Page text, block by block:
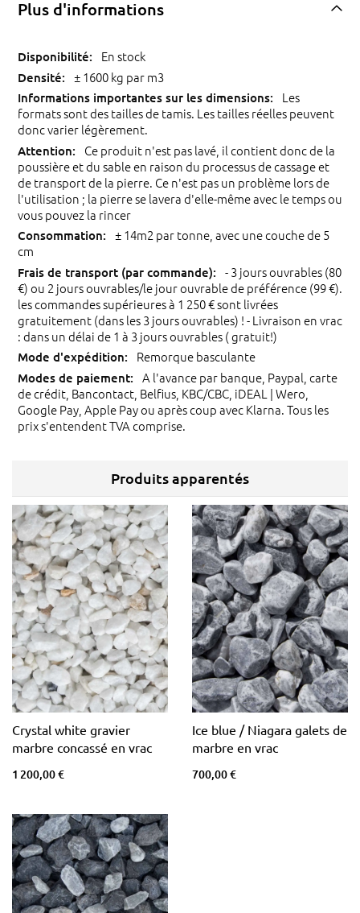
Plus d'informations
En stock
± 1600 kg par m3
Les
formats sont des tailles de tamis. Les tailles réelles peuvent
donc varier légèrement.
Ce produit n'est pas lavé, il contient donc de la
poussière et du sable en raison du processus de cassage et
de transport de la pierre. Ce n'est pas un problème lors de
l'utilisation ; la pierre se lavera d'elle-même avec le temps ou
vous pouvez la rincer
± 14m2 par tonne, avec une couche de 5
cm
- 3 jours ouvrables (80
€) ou 2 jours ouvrables/le jour ouvrable de préférence (99 €).
les commandes supérieures à 1 250 € sont livrées
gratuitement (dans les 3 jours ouvrables) ! - Livraison en vrac
: dans un délai de 1 à 3 jours ouvrables ( gratuit!)
Remorque basculante
A l'avance par banque, Paypal, carte
de crédit, Bancontact, Belfius, KBC/CBC, iDEAL | Wero,
Google Pay, Apple Pay ou après coup avec Klarna. Tous les
prix s'entendent TVA comprise.
Produits apparentés
Crystal white gravier
marbre concassé en vrac
1 200,00 €
Ice blue / Niagara galets de
marbre en vrac
700,00 €